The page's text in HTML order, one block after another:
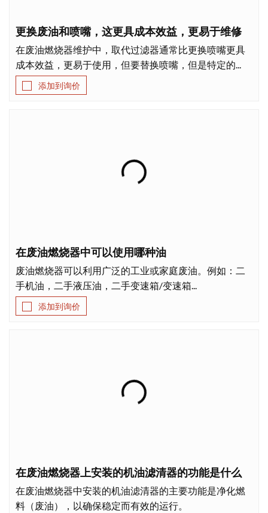
更换废油和喷嘴，这更具成本效益，更易于维修
在废油燃烧器维护中，取代过滤器通常比更换喷嘴更具
成本效益，更易于使用，但要替换喷嘴，但是特定的...
添加到询价
在废油燃烧器中可以使用哪种油
废油燃烧器可以利用广泛的工业或家庭废油。例如：二
手机油，二手液压油，二手变速箱/变速箱...
添加到询价
在废油燃烧器上安装的机油滤清器的功能是什么
在废油燃烧器中安装的机油滤清器的主要功能是净化燃
料（废油），以确保稳定而有效的运行。